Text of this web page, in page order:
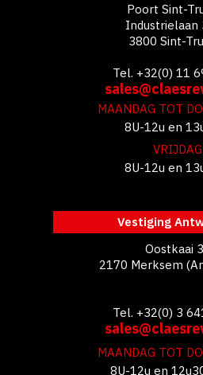
Poort Sint-
Industrielaan
3800 Sint-
Tel. +32(0) 11
MAANDAG TOT
8U-12u en
VRIJDAG
8U-12u en
Vestiging
Oostkaai
2170 Merksem
Tel. +32(0) 3
MAANDAG TOT
8U-12u en